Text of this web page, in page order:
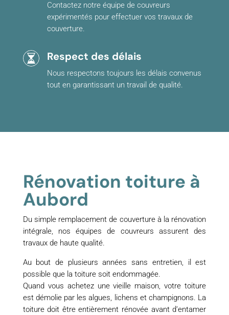
Contactez notre équipe de couvreurs
expérimentés pour effectuer vos travaux de
couverture.
Respect des délais
Nous respectons toujours les délais convenus
tout en garantissant un travail de qualité.
Rénovation toiture à
Aubord
Du simple remplacement de couverture à la rénovation
intégrale, nos équipes de couvreurs assurent des
travaux de haute qualité.
Au bout de plusieurs années sans entretien, il est
possible que la toiture soit endommagée.
Quand vous achetez une vieille maison, votre toiture
est démolie par les algues, lichens et champignons. La
toiture doit être entièrement rénovée avant d’entamer